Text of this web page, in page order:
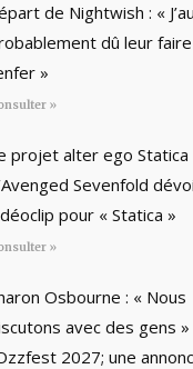
de Nightwish : «
dû leur
»
»
projet alter ego Statica
Sevenfold
pour « Statica »
»
Osbourne : « Nous
avec des gens
2027; une